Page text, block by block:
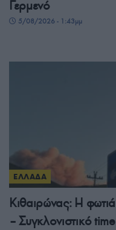
Γερμενό
5/08/2026 - 1:43μμ
ΕΛΛΑΔΑ
Κιθαιρώνας: Η φωτιά
– Συγκλονιστικό